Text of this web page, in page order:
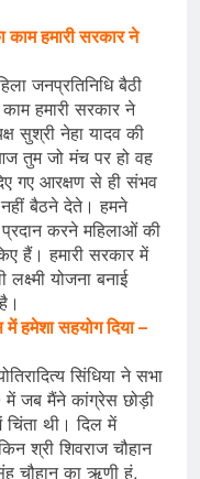
हमारी सरकार ने
जनप्रतिनिधि बैठी
हमारी सरकार ने
सुश्री नेहा यादव की
तुम जो मंच पर हो वह
दिए गए आरक्षण से ही संभव
बैठने देते। हमने
करने महिलाओं की
हैं। हमारी सरकार में
योजना बनाई
में हमेशा सहयोग दिया –
सिंधिया ने सभा
में जब मैंने कांग्रेस छोड़ी
थी। दिल में
श्री शिवराज चौहान
चौहान का ऋणी हूं,